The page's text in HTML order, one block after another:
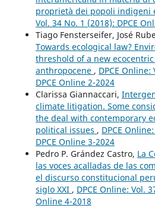
proprietà dei popoli indigeni
Vol. 34 No. 1 (2018): DPCE
Tiago Fensterseifer, José
Towards ecological law?
threshold of a new
anthropocene , DPCE Online:
DPCE Online 2-2024
Clarissa Giannaccari,
climate litigation. Some
the deal with contemporary
political issues , DPCE
DPCE Online 3-2024
Pedro P. Grández Castro, La
las voces acalladas de las
el discurso constitucional
siglo XXI , DPCE Online: Vol.
Online 4-2018